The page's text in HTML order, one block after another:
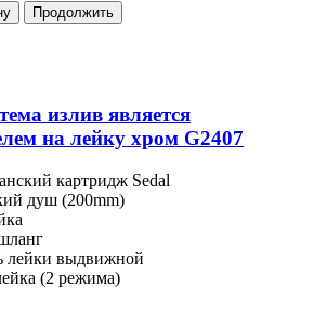
Продолжить
излив является
на лейку хром G2407
картридж Sedal
душ (200mm)
лейки выдвижной
(2 режима)